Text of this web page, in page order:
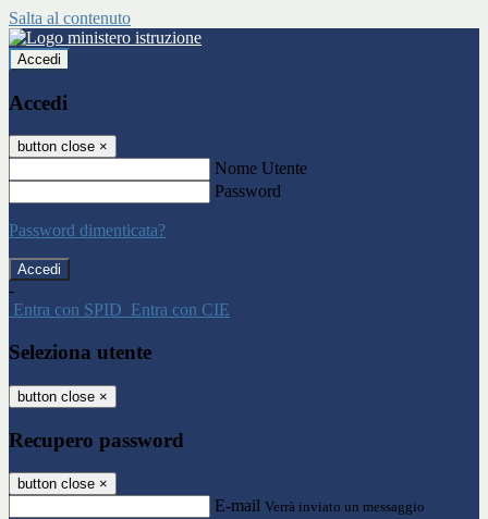
Salta al contenuto
Accedi
Accedi
button close ×
Nome Utente
Password
Password dimenticata?
-
Entra con SPID Entra con CIE
Seleziona utente
button close ×
Recupero password
button close ×
E-mail Verrà inviato un messaggio